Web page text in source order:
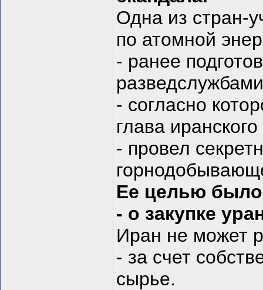
Одна из стран-
по атомной
- ранее
- согласно
глава
- провел
Ее целью было
- о закупке
Иран не может
- за счет
сырье.